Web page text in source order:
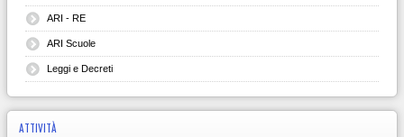
ARI - RE
ARI Scuole
Leggi e Decreti
ATTIVITÀ